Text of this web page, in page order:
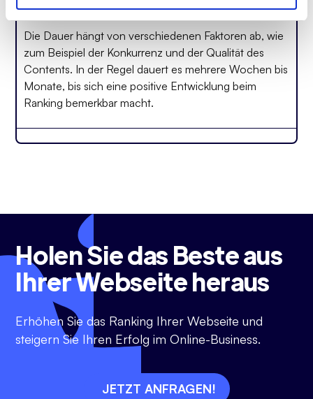
Die Dauer hängt von verschiedenen Faktoren ab, wie
zum Beispiel der Konkurrenz und der Qualität des
Contents. In der Regel dauert es mehrere Wochen bis
Monate, bis sich eine positive Entwicklung beim
Ranking bemerkbar macht.
Holen Sie das Beste aus
Ihrer Webseite heraus
Erhöhen Sie das Ranking Ihrer Webseite und
steigern Sie Ihren Erfolg im Online-Business.
JETZT ANFRAGEN!